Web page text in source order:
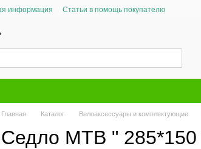
информация
Статьи в помощь покупателю
Главная Каталог Велоаксессуары и комплектующие
Седло MTB "